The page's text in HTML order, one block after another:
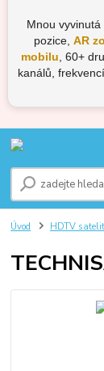
Mnou vyvinutá
pozice, AR
mobilu , 60+
kanálů,
Úvod HDTV